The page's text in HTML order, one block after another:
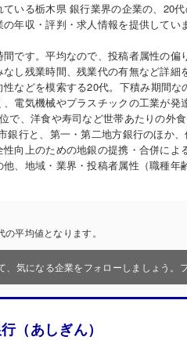
いる栃木県 銀行業界の企業の、20
年収・評判・求人情報を提供して
です。平均なので、投稿者属性の
し残業時間、残業代の有無など詳
などを模索する20代。下積み期間
電気機械やプラスチックの工業が
で、洋食や寿司など世帯あたりの外
銀行と、第一・第二地方銀行のほか
向上のための地銀の提携・合併によ
、地域・業界・投稿者属性（職種
平均値となります。
、気になる企業をフォローしましょう。
（あしぎん）